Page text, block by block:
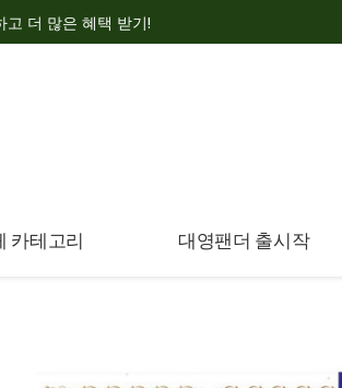
고 더 많은 혜택 받기!
카테고리 대영팬더 출시작